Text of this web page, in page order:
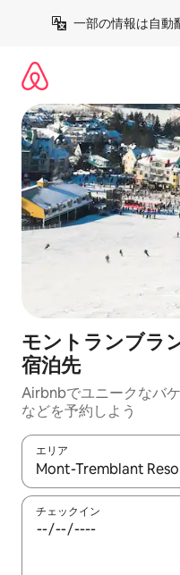
一部の情報は自動
モントランブラ
宿⁠泊⁠先
Airbnbでユニークなバ⁠
な⁠ど⁠を予⁠約⁠し⁠よ⁠う
エリア
検索結果が表示された
チェックイン